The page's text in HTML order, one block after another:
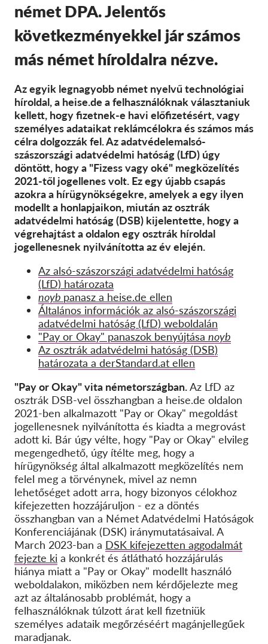
Collective Redress
SecureDrop
Média
GDPRhub
német DPA. Jelentős
következményekkel jár számos
más német híroldalra nézve.
Az egyik legnagyobb német nyelvű technológiai
híroldal, a heise.de a felhasználóknak választaniuk
kellett, hogy fizetnek-e havi előfizetésért, vagy
személyes adataikat reklámcélokra és számos más
célra dolgozzák fel. Az adatvédelemalsó-
szászországi adatvédelmi hatóság (LfD) úgy
döntött, hogy a "Fizess vagy oké" megközelítés
2021-től jogellenes volt. Ez egy újabb csapás
azokra a hírügynökségekre, amelyek aegy ilyen
modellt a honlapjaikon, miután az osztrák
adatvédelmi hatóság (DSB) kijelentette, hogya
végrehajtásta oldalonegy osztrák híroldal
jogellenesnek nyilvánította az év elején.
Az alsó-szászországi adatvédelmi hatóság
(LfD) határozata
noyb panasz a heise.de ellen
Általános információk az alsó-szászországi
adatvédelmi hatóság (LfD) weboldalán
"Pay or Okay" panaszok benyújtása noyb
Az osztrák adatvédelmi hatóság (DSB)
határozata a derStandard.at ellen
"Pay or Okay" vita németországban.Az LfD az
osztrák DSB-vel összhangban a heise.de oldalon
2021-ben alkalmazott "Pay or Okay" megoldást
jogellenesnek nyilvánította és kiadta a megrovást
adott ki. Bár úgy vélte, hogy "Pay or Okay" elvileg
megengedhető, úgy ítélte meg, hogy a
hírügynökség által alkalmazott megközelítés nem
felel meg a törvénynek, mivel az nemn
lehetőséget adott arra, hogy bizonyos célokhoz
kifejezetten hozzájáruljon - ez a döntés
összhangban van a Német Adatvédelmi Hatóságok
Konferenciájának (DSK) iránymutatásaival. A
March 2023-ban a DSK kifejezetten aggodalmát
fejezte ki a konkrét és átlátható hozzájárulás
hiánya miatt a "Pay or Okay" modellt használó
weboldalakon, miközben nem kérdőjelezte meg
azt az általánosabb problémát, hogy a
felhasználóknak túlzott árat kell fizetniük
személyes adataik megőrzéséért magánjellegűek
maradjanak.